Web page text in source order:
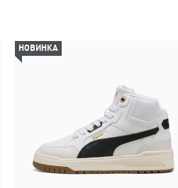
НОВИНКА